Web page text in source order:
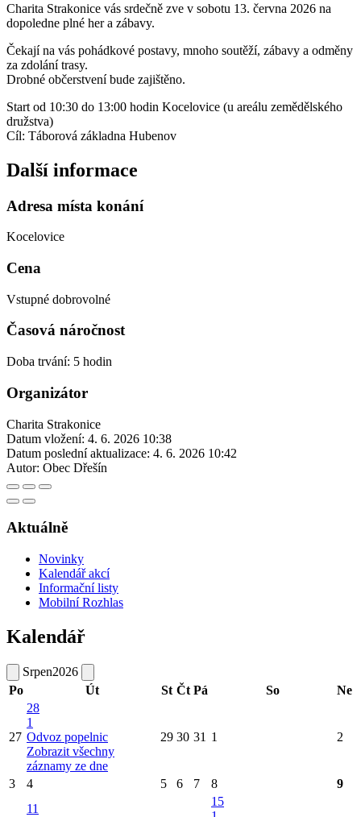
Charita Strakonice vás srdečně zve v sobotu 13. června 2026 na
dopoledne plné her a zábavy.
Čekají na vás pohádkové postavy, mnoho soutěží, zábavy a odměny
za zdolání trasy.
Drobné občerstvení bude zajištěno.
Start od 10:30 do 13:00 hodin Kocelovice (u areálu zemědělského
družstva)
Cíl: Táborová základna Hubenov
Další informace
Adresa místa konání
Kocelovice
Cena
Vstupné dobrovolné
Časová náročnost
Doba trvání: 5 hodin
Organizátor
Charita Strakonice
Datum vložení: 4. 6. 2026 10:38
Datum poslední aktualizace: 4. 6. 2026 10:42
Autor: Obec Dřešín
Aktuálně
Novinky
Kalendář akcí
Informační listy
Mobilní Rozhlas
Kalendář
Srpen2026
Po
Út St Čt Pá So Ne
27
28
1
Odvoz popelnic
Zobrazit všechny
záznamy ze dne
29 30 31 1 2
3 4 5 6 7 8
9
11
15